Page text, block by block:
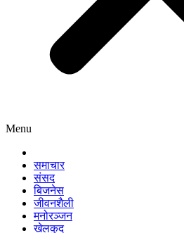
Menu
समाचार
संसद
बिजनेस
जीवनशैली
मनोरञ्जन
खेलकुद